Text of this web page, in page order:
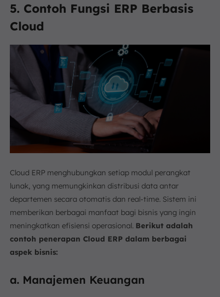
5. Contoh Fungsi ERP Berbasis
Cloud
Cloud ERP menghubungkan setiap modul perangkat
lunak, yang memungkinkan distribusi data antar
departemen secara otomatis dan real-time. Sistem ini
memberikan berbagai manfaat bagi bisnis yang ingin
meningkatkan efisiensi operasional. Berikut adalah
contoh penerapan Cloud ERP dalam berbagai
aspek bisnis:
a. Manajemen Keuangan